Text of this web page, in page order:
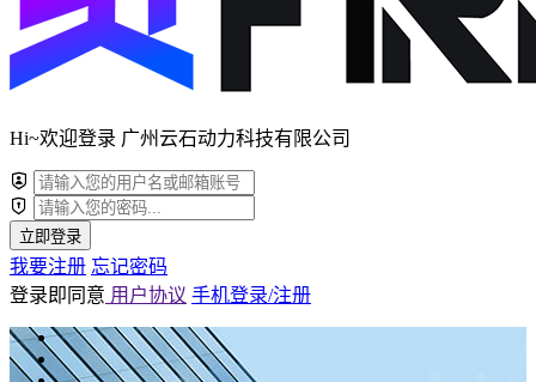
Hi~欢迎登录 广州云石动力科技有限公司
立即登录
我要注册 忘记密码
登录即同意 用户协议 手机登录/注册